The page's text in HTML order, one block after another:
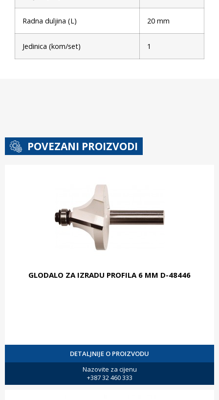
Radna duljina (L) 20 mm
Jedinica (kom/set) 1
POVEZANI PROIZVODI
GLODALO ZA IZRADU PROFILA 6 MM D-48446
DETALJNIJE O PROIZVODU
Nazovite za cijenu
+387 32 460 333